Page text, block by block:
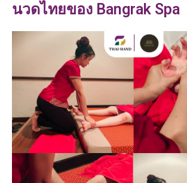
นวดไทยของ Bangrak Spa